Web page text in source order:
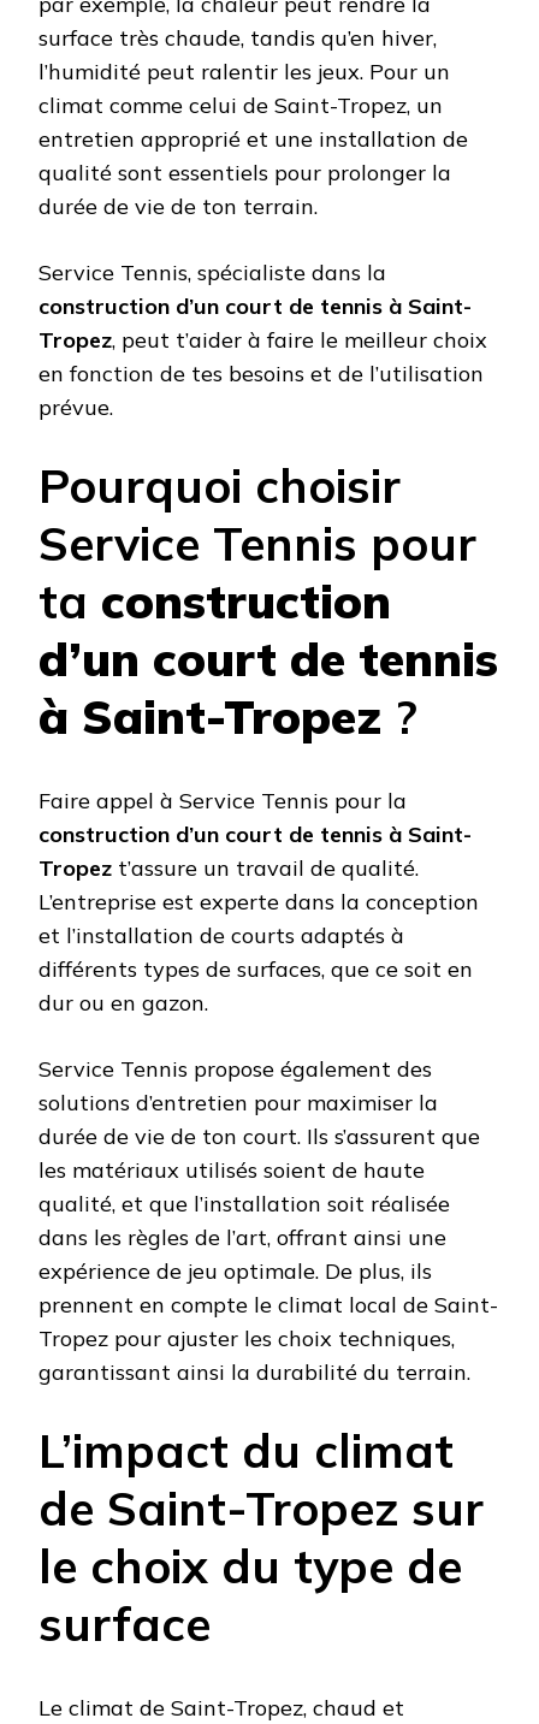
surface très chaude, tandis qu’en hiver,
l’humidité peut ralentir les jeux. Pour un
climat comme celui de Saint-Tropez, un
entretien approprié et une installation de
qualité sont essentiels pour prolonger la
durée de vie de ton terrain.
Service Tennis, spécialiste dans la
construction d’un court de tennis à Saint-
Tropez, peut t’aider à faire le meilleur choix
en fonction de tes besoins et de l’utilisation
prévue.
Pourquoi choisir
Service Tennis pour
ta construction
d’un court de tennis
à Saint-Tropez ?
Faire appel à Service Tennis pour la
construction d’un court de tennis à Saint-
Tropez t’assure un travail de qualité.
L’entreprise est experte dans la conception
et l’installation de courts adaptés à
différents types de surfaces, que ce soit en
dur ou en gazon.
Service Tennis propose également des
solutions d’entretien pour maximiser la
durée de vie de ton court. Ils s’assurent que
les matériaux utilisés soient de haute
qualité, et que l’installation soit réalisée
dans les règles de l’art, offrant ainsi une
expérience de jeu optimale. De plus, ils
prennent en compte le climat local de Saint-
Tropez pour ajuster les choix techniques,
garantissant ainsi la durabilité du terrain.
L’impact du climat
de Saint-Tropez sur
le choix du type de
surface
Le climat de Saint-Tropez, chaud et